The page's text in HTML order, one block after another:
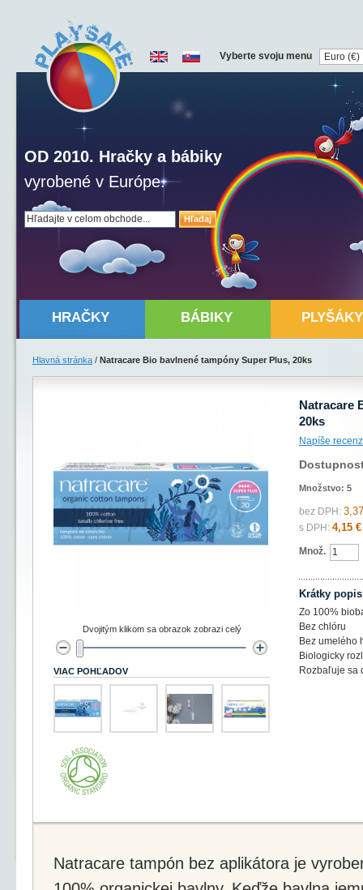
Hľadaj
OD 2010. Hračky a bábiky
vyrobené v Európe.
Vyberte svoju menu
HRAČKY BÁBIKY PLYŠÁKY
Hlavná stránka / Natracare Bio bavlnené tampóny Super Plus, 20ks
Natracare
20ks
Napíše
Množstvo: 5
bez DPH:
s DPH: 4,15 €
Množ.
Krátky popis
Zo 100%
Bez chlóru
Bez umelého
Biologicky
Rozbaľuje sa
Dvojitým klikom sa obrazok zobrazi celý
VIAC POHĽADOV
Natracare tampón bez aplikátora je